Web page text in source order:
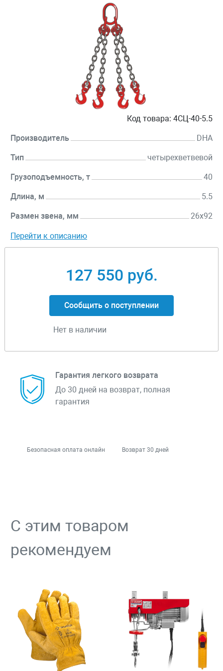
Код товара: 4СЦ-40-5.5
Производитель DHA
Тип четырехветвевой
Грузоподъемность, т 40
Длина, м 5.5
Размен звена, мм 26х92
Перейти к описанию
127 550 руб.
Сообщить о поступлении
Нет в наличии
Гарантия легкого возврата
До 30 дней на возврат, полная
гарантия
Безопасная оплата онлайн Возврат 30 дней
С этим товаром
рекомендуем